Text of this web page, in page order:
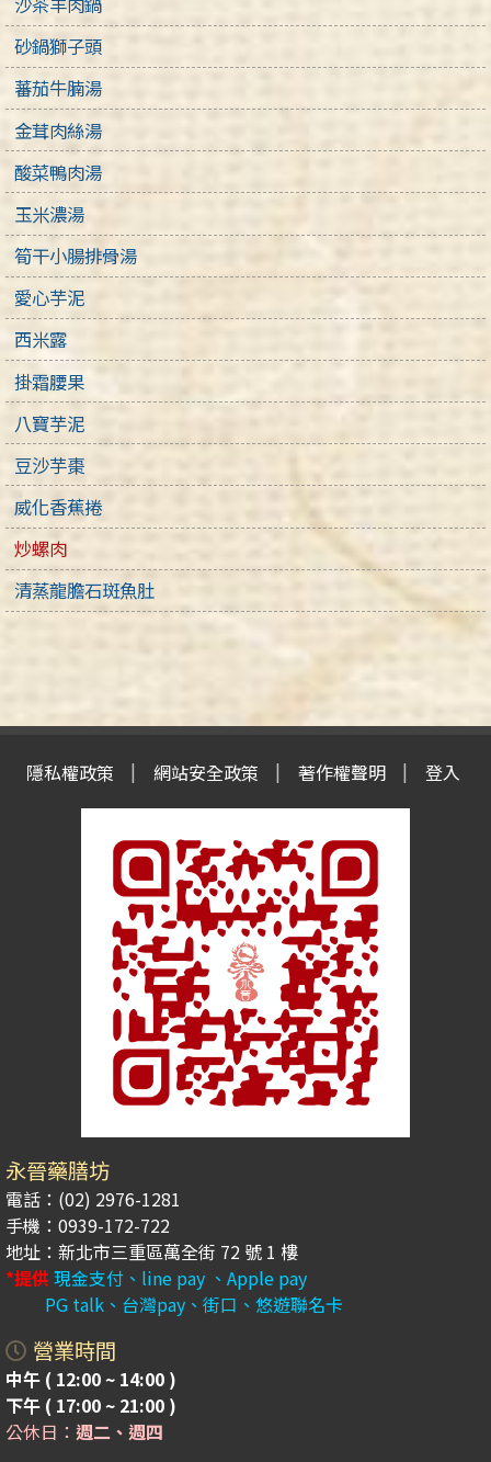
砂鍋獅子頭
蕃茄牛腩湯
金茸肉絲湯
酸菜鴨肉湯
玉米濃湯
筍干小腸排骨湯
愛心芋泥
西米露
掛霜腰果
八寶芋泥
豆沙芋棗
威化香蕉捲
炒螺肉
清蒸龍膽石斑魚肚
隱私權政策 網站安全政策 著作權聲明 登入
永晉藥膳坊
電話：(02) 2976-1281
手機：0939-172-722
地址：新北市三重區萬全街 72 號 1 樓
*提供現金支付、line pay 、Apple pay
PG talk、台灣pay、街口、悠遊聯名卡
營業時間
中午 ( 12:00 ~ 14:00 )
下午 ( 17:00 ~ 21:00 )
公休日： 週二、週四